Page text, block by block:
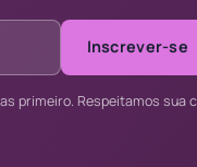
Inscrever-se
primeiro. Respeitamos sua